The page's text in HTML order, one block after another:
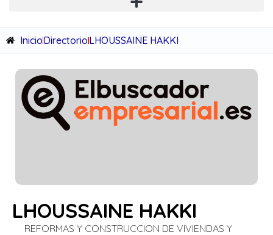
InicioDirectorioLHOUSSAINE HAKKI
LHOUSSAINE HAKKI
REFORMAS Y CONSTRUCCION DE VIVIENDAS Y